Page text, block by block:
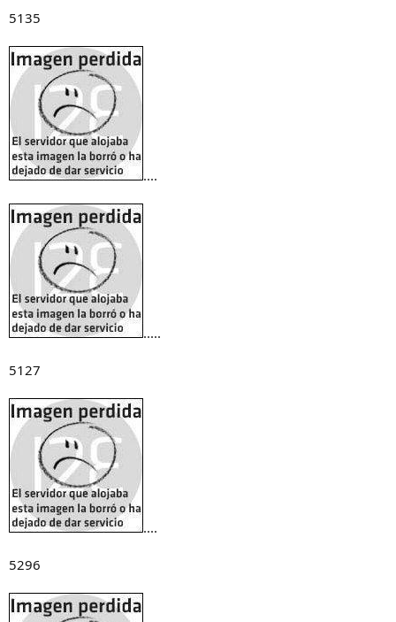
o
5135
....
.....
5127
....
5296